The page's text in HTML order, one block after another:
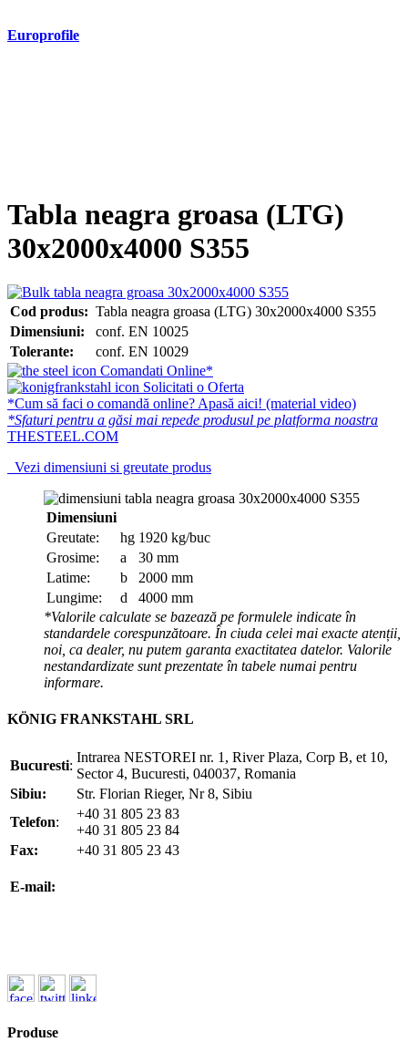
Europrofile
Tabla neagra groasa (LTG)
30x2000x4000 S355
Cod produs: Tabla neagra groasa (LTG) 30x2000x4000 S355
Dimensiuni:
conf. EN 10025
Tolerante:
conf. EN 10029
Comandati Online*
Solicitati o Oferta
*Cum să faci o comandă online? Apasă aici! (material video)
*Sfaturi pentru a găsi mai repede produsul pe platforma noastra
THESTEEL.COM
Vezi dimensiuni si greutate produs
Dimensiuni
Greutate:
hg 1920 kg/buc
Grosime:
a
30 mm
Latime:
b
2000 mm
Lungime:
d
4000 mm
*Valorile calculate se bazează pe formulele indicate în
standardele corespunzătoare. În ciuda celei mai exacte atenții,
noi, ca dealer, nu putem garanta exactitatea datelor. Valorile
nestandardizate sunt prezentate în tabele numai pentru
informare.
KÖNIG FRANKSTAHL SRL
Bucuresti:
Intrarea NESTOREI nr. 1, River Plaza, Corp B, et 10,
Sector 4, Bucuresti, 040037, Romania
Sibiu:
Str. Florian Rieger, Nr 8, Sibiu
Telefon:
+40 31 805 23 83
+40 31 805 23 84
Fax:
+40 31 805 23 43
E-mail:
Produse